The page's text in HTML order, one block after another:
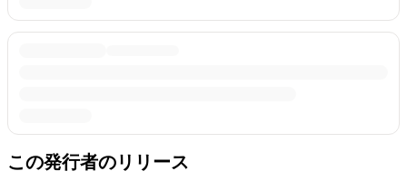
この発行者のリリース